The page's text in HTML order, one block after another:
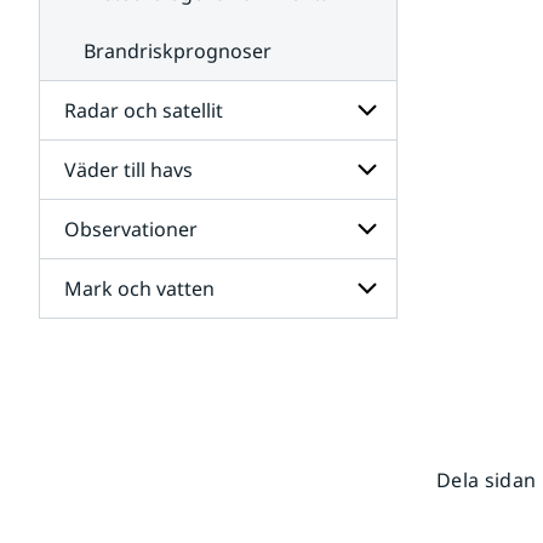
Brandriskprognoser
Radar och satellit
Undersidor
för
Radar
och
satellit
Väder till havs
Undersidor
för
Väder
till
havs
Observationer
Undersidor
för
Mark och vatten
Dela sidan